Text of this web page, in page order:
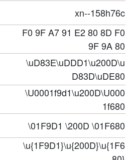
xn--158h76c
F0 9F A7 91 E2 80 8D F0
9F 9A 80
\uD83E\uDDD1\u200D\u
D83D\uDE80
\U0001f9d1\u200D\U000
1f680
\01F9D1 \200D \01F680
\u{1F9D1}\u{200D}\u{1F6